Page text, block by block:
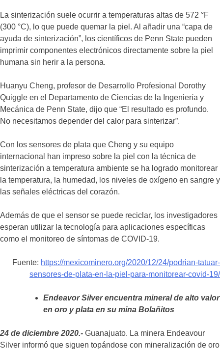
La sinterización suele ocurrir a temperaturas altas de 572 °F
(300 °C), lo que puede quemar la piel. Al añadir una “capa de
ayuda de sinterización”, los científicos de Penn State pueden
imprimir componentes electrónicos directamente sobre la piel
humana sin herir a la persona.
Huanyu Cheng, profesor de Desarrollo Profesional Dorothy
Quiggle en el Departamento de Ciencias de la Ingeniería y
Mecánica de Penn State, dijo que “El resultado es profundo.
No necesitamos depender del calor para sinterizar”.
Con los sensores de plata que Cheng y su equipo
internacional han impreso sobre la piel con la técnica de
sinterización a temperatura ambiente se ha logrado monitorear
la temperatura, la humedad, los niveles de oxígeno en sangre y
las señales eléctricas del corazón.
Además de que el sensor se puede reciclar, los investigadores
esperan utilizar la tecnología para aplicaciones específicas
como el monitoreo de síntomas de COVID-19.
Fuente: https://mexicominero.org/2020/12/24/podrian-tatuar-
sensores-de-plata-en-la-piel-para-monitorear-covid-19/
Endeavor Silver encuentra mineral de alto valor
en oro y plata en su mina Bolañitos
24 de diciembre 2020.- Guanajuato. La minera Endeavour
Silver informó que siguen topándose con mineralización de oro